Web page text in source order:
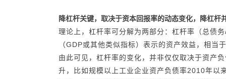
降杠杆关键，取决于资本回报率的动态变化，降杠杆
理论上，杠杆率可分解为两部分：杠杆率（总债
（GDP或其他类似指标）表示的资产效益，相当
由此可见，杠杆率的变化，并非仅仅取决于资产
升，比如规模以上工业企业资产负债率2010年以